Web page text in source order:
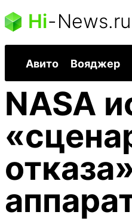
Hi-News.ru
Авито Вояджер
NASA